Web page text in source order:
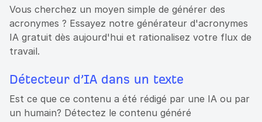
Vous cherchez un moyen simple de générer des
acronymes ? Essayez notre générateur d'acronymes
IA gratuit dès aujourd'hui et rationalisez votre flux de
travail.
Détecteur d’IA dans un texte
Est ce que ce contenu a été rédigé par une IA ou par
un humain? Détectez le contenu généré